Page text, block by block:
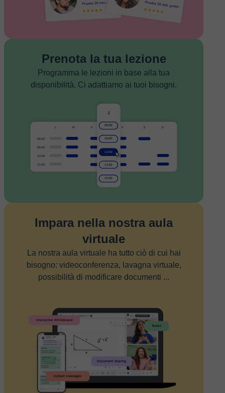
Prenota la tua lezione
Programma le lezioni in base alla tua
disponibilità. Ci adattiamo ai tuoi bisogni.
Impara nella nostra aula
virtuale
La nostra aula virtuale ha tutto ciò di cui hai
bisogno: videoconferenza, lavagna virtuale,
possibilità di modificare documenti ...